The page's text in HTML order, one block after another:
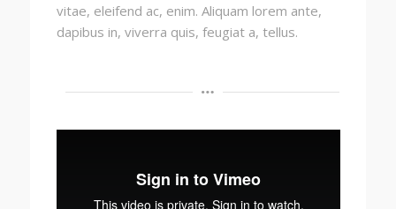
vitae, eleifend ac, enim. Aliquam lorem ante,
dapibus in, viverra quis, feugiat a, tellus.